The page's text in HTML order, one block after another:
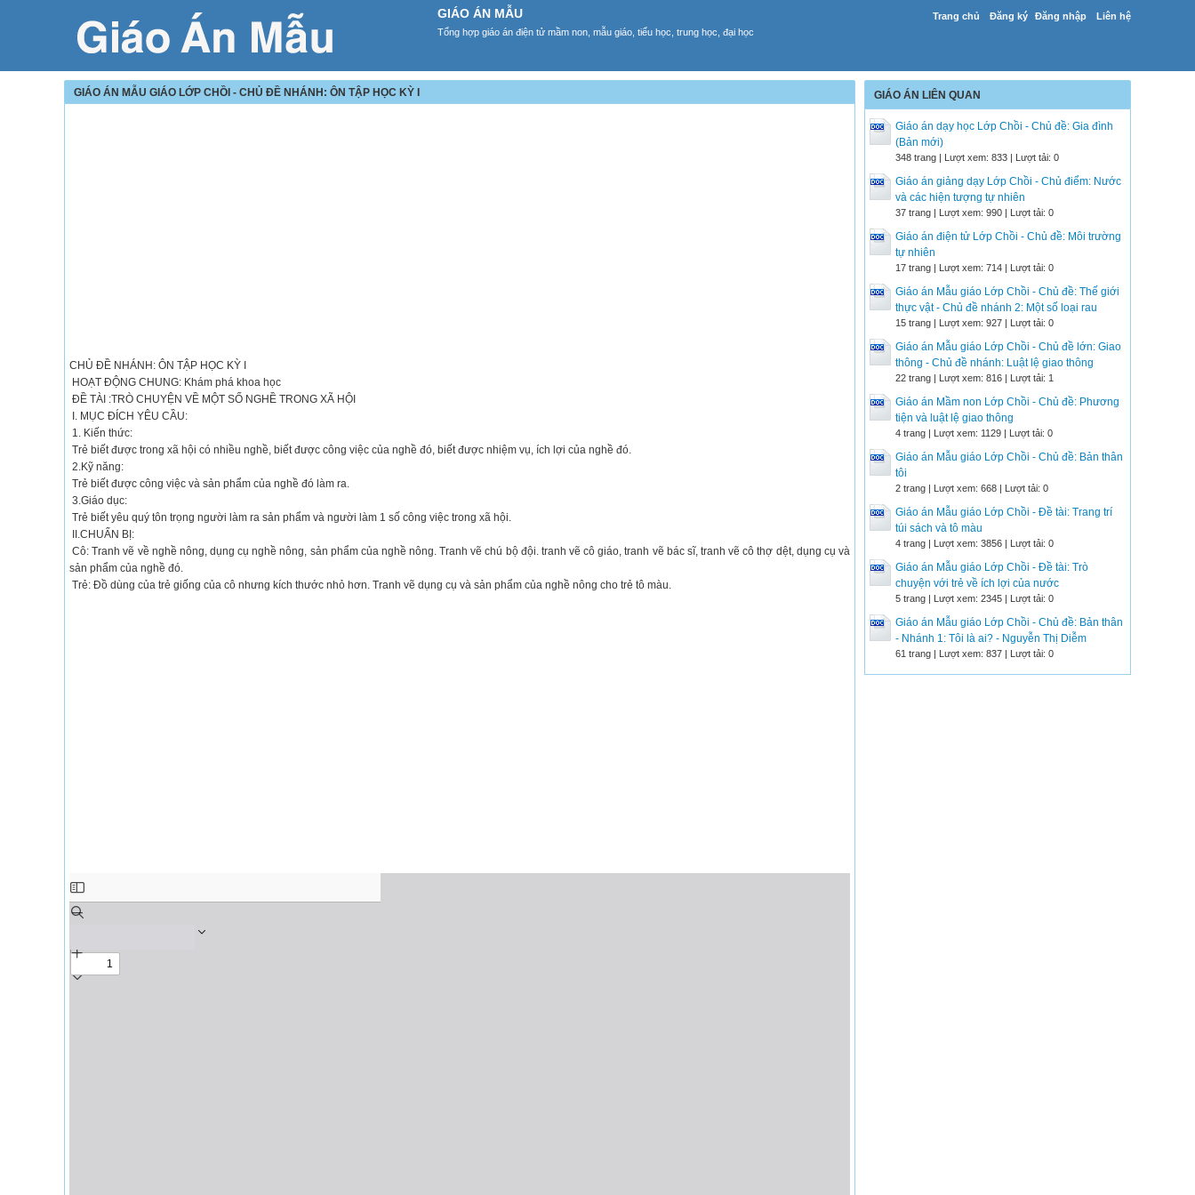
Trang chủ Đăng ký Đăng nhập Liên hệ
GIÁO ÁN MẪU
Tổng hợp giáo án điện tử mầm non, mẫu giáo, tiểu học, trung học, đại học
GIÁO ÁN MẪU GIÁO LỚP CHỒI - CHỦ ĐỀ NHÁNH: ÔN TẬP HỌC KỲ I
CHỦ ĐỀ NHÁNH: ÔN TẬP HỌC KỲ I
HOẠT ĐỘNG CHUNG: Khám phá khoa học
ĐỀ TÀI :TRÒ CHUYỆN VỀ MỘT SỐ NGHỀ TRONG XÃ HỘI
I. MỤC ĐÍCH YÊU CẦU:
1. Kiến thức:
Trẻ biết được trong xã hội có nhiều nghề, biết được công việc của nghề đó, biết được nhiệm vụ, ích lợi của nghề đó.
2.Kỹ năng:
Trẻ biết được công việc và sản phẩm của nghề đó làm ra.
3.Giáo dục:
Trẻ biết yêu quý tôn trọng người làm ra sản phẩm và người làm 1 số công việc trong xã hội.
II.CHUẨN BỊ:
Cô: Tranh vẽ về nghề nông, dụng cụ nghề nông, sản phẩm của nghề nông. Tranh vẽ chú bộ đội. tranh vẽ cô giáo, tranh vẽ bác sĩ, tranh vẽ cô thợ dệt, dụng cụ và
sản phẩm của nghề đó.
Trẻ: Đồ dùng của trẻ giống của cô nhưng kích thước nhỏ hơn. Tranh vẽ dụng cụ và sản phẩm của nghề nông cho trẻ tô màu.
GIÁO ÁN LIÊN QUAN
Giáo án dạy học Lớp Chồi - Chủ đề: Gia đình
(Bản mới)
348 trang | Lượt xem: 833 | Lượt tải: 0
Giáo án giảng dạy Lớp Chồi - Chủ điểm: Nước
và các hiện tượng tự nhiên
37 trang | Lượt xem: 990 | Lượt tải: 0
Giáo án điện tử Lớp Chồi - Chủ đề: Môi trường
tự nhiên
17 trang | Lượt xem: 714 | Lượt tải: 0
Giáo án Mẫu giáo Lớp Chồi - Chủ đề: Thế giới
thực vật - Chủ đề nhánh 2: Một số loại rau
15 trang | Lượt xem: 927 | Lượt tải: 0
Giáo án Mẫu giáo Lớp Chồi - Chủ đề lớn: Giao
thông - Chủ đề nhánh: Luật lệ giao thông
22 trang | Lượt xem: 816 | Lượt tải: 1
Giáo án Mầm non Lớp Chồi - Chủ đề: Phương
tiện và luật lệ giao thông
4 trang | Lượt xem: 1129 | Lượt tải: 0
Giáo án Mẫu giáo Lớp Chồi - Chủ đề: Bản thân
tôi
2 trang | Lượt xem: 668 | Lượt tải: 0
Giáo án Mẫu giáo Lớp Chồi - Đề tài: Trang trí
túi sách và tô màu
4 trang | Lượt xem: 3856 | Lượt tải: 0
Giáo án Mẫu giáo Lớp Chồi - Đề tài: Trò
chuyện với trẻ về ích lợi của nước
5 trang | Lượt xem: 2345 | Lượt tải: 0
Giáo án Mẫu giáo Lớp Chồi - Chủ đề: Bản thân
- Nhánh 1: Tôi là ai? - Nguyễn Thị Diễm
61 trang | Lượt xem: 837 | Lượt tải: 0